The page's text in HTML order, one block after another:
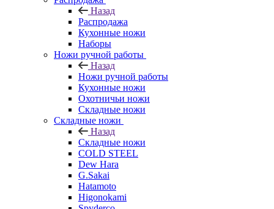
Назад
Распродажа
Кухонные ножи
Наборы
Ножи ручной работы
Назад
Ножи ручной работы
Кухонные ножи
Охотничьи ножи
Складные ножи
Складные ножи
Назад
Складные ножи
COLD STEEL
Dew Hara
G.Sakai
Hatamoto
Higonokami